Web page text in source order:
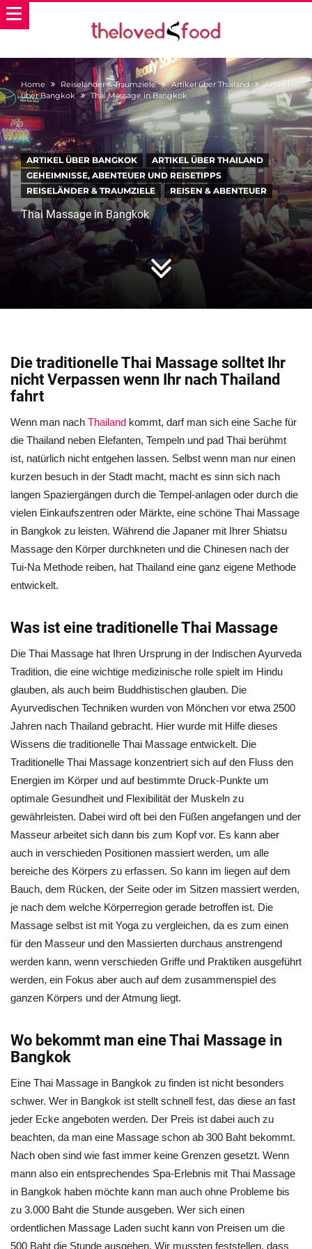
Home Reiseländer & Traumziele Artikel über Thailand
Artikel
über Bangkok
Thai Massage in Bangkok
ARTIKEL ÜBER BANGKOK
ARTIKEL ÜBER THAILAND
GEHEIMNISSE, ABENTEUER UND REISETIPPS
REISELÄNDER & TRAUMZIELE
REISEN & ABENTEUER
Thai Massage in Bangkok
Die traditionelle Thai Massage solltet Ihr
nicht Verpassen wenn Ihr nach Thailand
fahrt
Wenn man nach Thailand kommt, darf man sich eine Sache für
die Thailand neben Elefanten, Tempeln und pad Thai berühmt
ist, natürlich nicht entgehen lassen. Selbst wenn man nur einen
kurzen besuch in der Stadt macht, macht es sinn sich nach
langen Spaziergängen durch die Tempel-anlagen oder durch die
vielen Einkaufszentren oder Märkte, eine schöne Thai Massage
in Bangkok zu leisten. Während die Japaner mit Ihrer Shiatsu
Massage den Körper durchkneten und die Chinesen nach der
Tui-Na Methode reiben, hat Thailand eine ganz eigene Methode
entwickelt.
Was ist eine traditionelle Thai Massage
Die Thai Massage hat Ihren Ursprung in der Indischen Ayurveda
Tradition, die eine wichtige medizinische rolle spielt im Hindu
glauben, als auch beim Buddhistischen glauben. Die
Ayurvedischen Techniken wurden von Mönchen vor etwa 2500
Jahren nach Thailand gebracht. Hier wurde mit Hilfe dieses
Wissens die traditionelle Thai Massage entwickelt. Die
Traditionelle Thai Massage konzentriert sich auf den Fluss den
Energien im Körper und auf bestimmte Druck-Punkte um
optimale Gesundheit und Flexibilität der Muskeln zu
gewährleisten. Dabei wird oft bei den Füßen angefangen und der
Masseur arbeitet sich dann bis zum Kopf vor. Es kann aber
auch in verschieden Positionen massiert werden, um alle
bereiche des Körpers zu erfassen. So kann im liegen auf dem
Bauch, dem Rücken, der Seite oder im Sitzen massiert werden,
je nach dem welche Körperregion gerade betroffen ist. Die
Massage selbst ist mit Yoga zu vergleichen, da es zum einen
für den Masseur und den Massierten durchaus anstrengend
werden kann, wenn verschieden Griffe und Praktiken ausgeführt
werden, ein Fokus aber auch auf dem zusammenspiel des
ganzen Körpers und der Atmung liegt.
Wo bekommt man eine Thai Massage in
Bangkok
Eine Thai Massage in Bangkok zu finden ist nicht besonders
schwer. Wer in Bangkok ist stellt schnell fest, das diese an fast
jeder Ecke angeboten werden. Der Preis ist dabei auch zu
beachten, da man eine Massage schon ab 300 Baht bekommt.
Nach oben sind wie fast immer keine Grenzen gesetzt. Wenn
mann also ein entsprechendes Spa-Erlebnis mit Thai Massage
in Bangkok haben möchte kann man auch ohne Probleme bis
zu 3.000 Baht die Stunde ausgeben. Wer sich einen
ordentlichen Massage Laden sucht kann von Preisen um die
500 Baht die Stunde ausgehen. Wir mussten feststellen, dass